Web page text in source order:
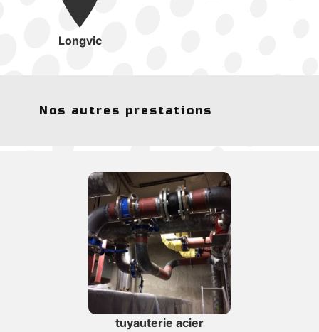
Longvic
Nos autres prestations
tuyauterie acier